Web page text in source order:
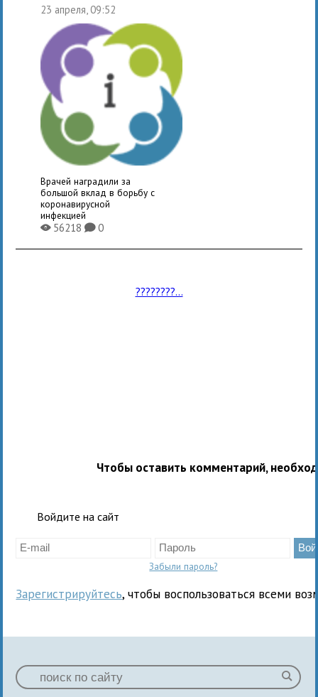
23 апреля, 09:52
Врачей наградили за
большой вклад в борьбу с
коронавирусной
инфекцией
X56218K0
????????...
Чтобы оставить комментарий,
Войдите на сайт
Забыли пароль?
Зарегистрируйтесь, чтобы воспользоваться всеми